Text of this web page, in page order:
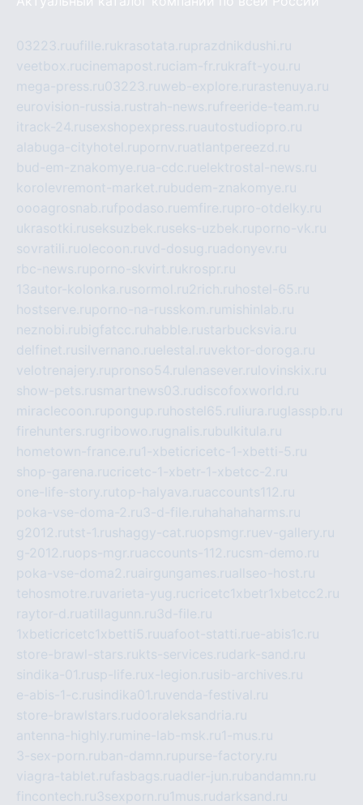
03223.ruufille.rukrasotata.ruprazdnikdushi.ru
veetbox.rucinemapost.ruciam-fr.rukraft-you.ru
mega-press.ru03223.ruweb-explore.ru rastenuya.ru
eurovision-russia.rustrah-news.rufreeride-team.ru
itrack-24.rusexshopexpress.ruautostudiopro.ru
alabuga-cityhotel.rupornv.ruatlantpereezd.ru
bud-em-znakomye.rua-cdc.ruelektrostal-news.ru
korolevremont-market.rubudem-znakomye.ru
oooagrosnab.rufpodaso.ruemfire.rupro-otdelky.ru
ukrasotki.ruseksuzbek.ruseks-uzbek.ruporno-vk.ru
sovratili.ruolecoon.ruvd-dosug.ruadonyev.ru
rbc-news.ruporno-skvirt.rukrospr.ru
13autor-kolonka.rusormol.ru2rich.ru hostel-65.ru
hostserve.ruporno-na-russkom.ru mishinlab.ru
neznobi.rubigfatcc.ru habble.rustarbucksvia.ru
delfinet.rusilvernano.ruelestal.ruvektor-doroga.ru
velotrenajery.rupronso54.ru lenasever.ru lovinskix.ru
show-pets.rusmartnews03.rudiscofoxworld.ru
miraclecoon.rupongup.ru hostel65.ru liura.ruglasspb.ru
firehunters.rugribowo.rugnalis.rubulkitula.ru
hometown-france.ru1-xbeticricetc-1-xbetti-5.ru
shop-garena.rucricetc-1-xbetr-1-xbetcc-2.ru
one-life-story.rutop-halyava.ruaccounts112.ru
poka-vse-doma-2.ru3-d-file.ru hahahaharms.ru
g2012.rutst-1.rushaggy-cat.ruopsmgr.ruev-gallery.ru
g-2012.ruops-mgr.ruaccounts-112.rucsm-demo.ru
poka-vse-doma2.ruairgungames.ruallseo-host.ru
tehosmotre.ruvarieta-yug.rucricetc1xbetr1xbetcc2.ru
raytor-d.ruatillagunn.ru3d-file.ru
1xbeticricetc1xbetti5.ruuafoot-statti.rue-abis1c.ru
store-brawl-stars.rukts-services.rudark-sand.ru
sindika-01.rusp-life.rux-legion.rusib-archives.ru
e-abis-1-c.rusindika01.ruvenda-festival.ru
store-brawlstars.rudooraleksandria.ru
antenna-highly.ru mine-lab-msk.ru1-mus.ru
3-sex-porn.ruban-damn.rupurse-factory.ru
viagra-tablet.rufasbags.ruadler-jun.rubandamn.ru
fincontech.ru3sexporn.ru1mus.rudarksand.ru